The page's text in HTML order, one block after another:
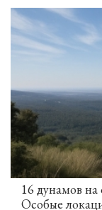
16 дунамов
Особые